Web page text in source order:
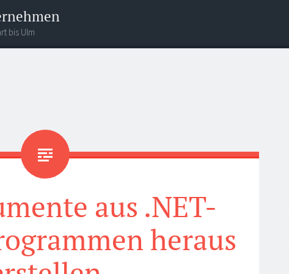
bis Ulm
aus .NET-
heraus